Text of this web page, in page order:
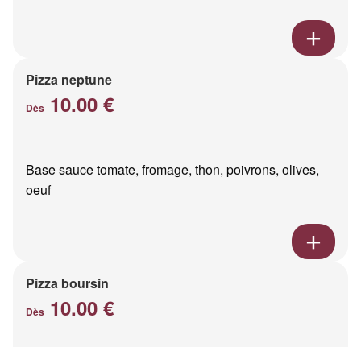
Pizza neptune
Dès 10.00 €
Base sauce tomate, fromage, thon, poivrons, olives,
oeuf
Pizza boursin
Dès 10.00 €